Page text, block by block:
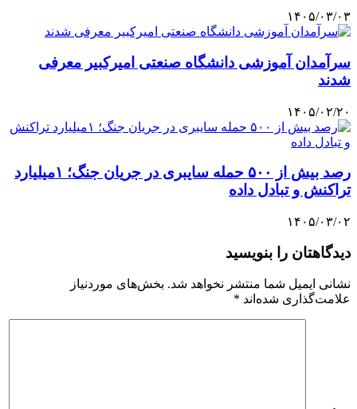
۱۴۰۵/۰۳/۰۳
سرآمدان آموزشی دانشگاه صنعتی امیرکبیر معرفی
شدند
۱۴۰۵/۰۲/۲۰
رصد بیش از ۵۰۰ حمله سایبری در جریان جنگ؛ ۱میلیارد
تراکنش و تبادل داده
۱۴۰۵/۰۳/۰۲
دیدگاهتان را بنویسید
نشانی ایمیل شما منتشر نخواهد شد. بخش‌های موردنیاز
علامت‌گذاری شده‌اند *